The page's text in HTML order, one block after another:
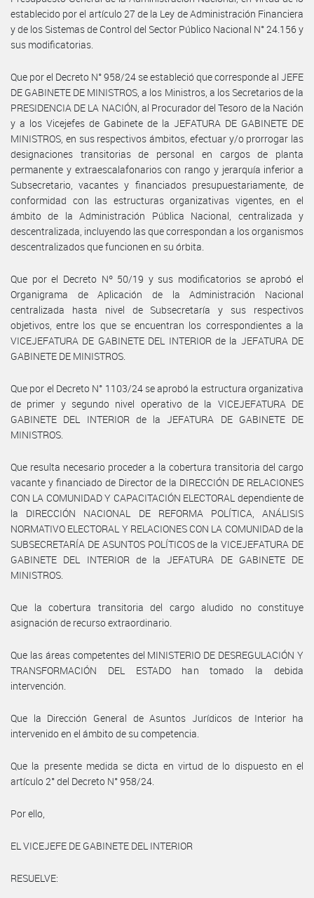
establecido por el artículo 27 de la Ley de Administración Financiera
y de los Sistemas de Control del Sector Público Nacional N° 24.156 y
sus modificatorias.
Que por el Decreto N° 958/24 se estableció que corresponde al JEFE
DE GABINETE DE MINISTROS, a los Ministros, a los Secretarios de la
PRESIDENCIA DE LA NACIÓN, al Procurador del Tesoro de la Nación
y a los Vicejefes de Gabinete de la JEFATURA DE GABINETE DE
MINISTROS, en sus respectivos ámbitos, efectuar y/o prorrogar las
designaciones transitorias de personal en cargos de planta
permanente y extraescalafonarios con rango y jerarquía inferior a
Subsecretario, vacantes y financiados presupuestariamente, de
conformidad con las estructuras organizativas vigentes, en el
ámbito de la Administración Pública Nacional, centralizada y
descentralizada, incluyendo las que correspondan a los organismos
descentralizados que funcionen en su órbita.
Que por el Decreto Nº 50/19 y sus modificatorios se aprobó el
Organigrama de Aplicación de la Administración Nacional
centralizada hasta nivel de Subsecretaría y sus respectivos
objetivos, entre los que se encuentran los correspondientes a la
VICEJEFATURA DE GABINETE DEL INTERIOR de la JEFATURA DE
GABINETE DE MINISTROS.
Que por el Decreto N° 1103/24 se aprobó la estructura organizativa
de primer y segundo nivel operativo de la VICEJEFATURA DE
GABINETE DEL INTERIOR de la JEFATURA DE GABINETE DE
MINISTROS.
Que resulta necesario proceder a la cobertura transitoria del cargo
vacante y financiado de Director de la DIRECCIÓN DE RELACIONES
CON LA COMUNIDAD Y CAPACITACIÓN ELECTORAL dependiente de
la DIRECCIÓN NACIONAL DE REFORMA POLÍTICA, ANÁLISIS
NORMATIVO ELECTORAL Y RELACIONES CON LA COMUNIDAD de la
SUBSECRETARÍA DE ASUNTOS POLÍTICOS de la VICEJEFATURA DE
GABINETE DEL INTERIOR de la JEFATURA DE GABINETE DE
MINISTROS.
Que la cobertura transitoria del cargo aludido no constituye
asignación de recurso extraordinario.
Que las áreas competentes del MINISTERIO DE DESREGULACIÓN Y
TRANSFORMACIÓN DEL ESTADO han tomado la debida
intervención.
Que la Dirección General de Asuntos Jurídicos de Interior ha
intervenido en el ámbito de su competencia.
Que la presente medida se dicta en virtud de lo dispuesto en el
artículo 2° del Decreto N° 958/24.
Por ello,
EL VICEJEFE DE GABINETE DEL INTERIOR
RESUELVE: